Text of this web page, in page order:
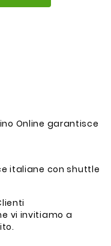
Online garantisce
italiane con shuttle
vi invitiamo a